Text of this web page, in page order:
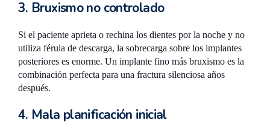
3. Bruxismo no controlado
Si el paciente aprieta o rechina los dientes por la noche y no
utiliza férula de descarga, la sobrecarga sobre los implantes
posteriores es enorme. Un implante fino más bruxismo es la
combinación perfecta para una fractura silenciosa años
después.
4. Mala planificación inicial